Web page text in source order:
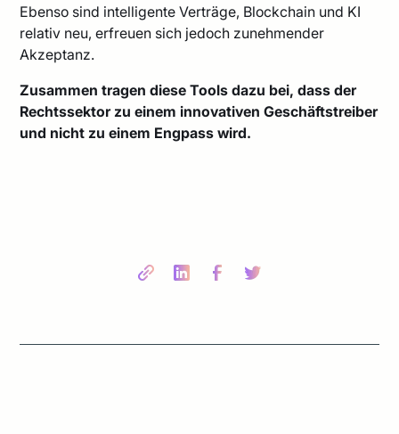
Ebenso sind intelligente Verträge, Blockchain und KI
relativ neu, erfreuen sich jedoch zunehmender
Akzeptanz.
Zusammen tragen diese Tools dazu bei, dass der
Rechtssektor zu einem innovativen Geschäftstreiber
und nicht zu einem Engpass wird.